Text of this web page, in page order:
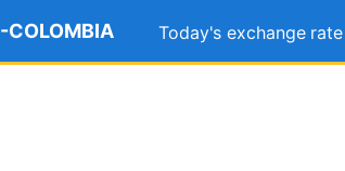
COLOMBIA Today's exchange rate